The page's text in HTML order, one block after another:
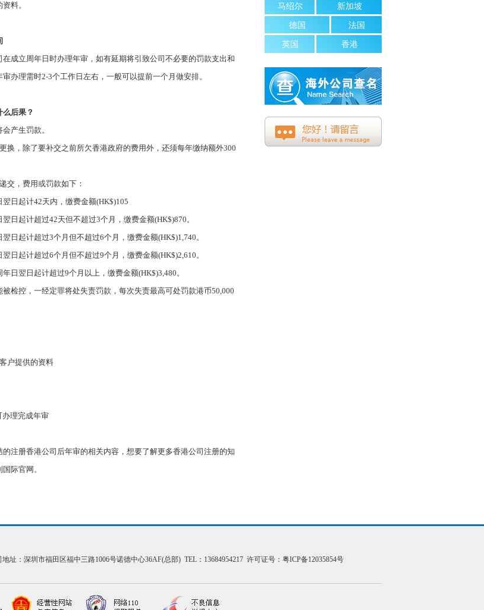
料。
成立周年日时办理年审，如有延期将引致公司不必要的罚款支出和
审办理需时2-3个工作日左右，一般可以提前一个月做安排。
后果？
产生罚款。
换，除了要补交之前所欠香港政府的费用外，还须每年缴纳额外300
预期递交，费用或罚款如下：
翌日起计42天内，缴费金额(HK$)105
翌日起计超过42天但不超过3个月，缴费金额(HK$)870。
翌日起计超过3个月但不超过6个月，缴费金额(HK$)1,740。
翌日起计超过6个月但不超过9个月，缴费金额(HK$)2,610。
日翌日起计超过9个月以上，缴费金额(HK$)3,480。
检控，一经定罪将处失责罚款，每次失责最高可处罚款港币50,000
户提供的资料
办理完成年审
的注册香港公司后年审的相关内容，想要了解更多香港公司注册的知
际官网。
马绍尔 新加坡
德国 法国
英国 香港
址：深圳市福田区福中三路1006号诺德中心36AF(总部) TEL：13684954217 许可证号： 粤ICP备12035854号